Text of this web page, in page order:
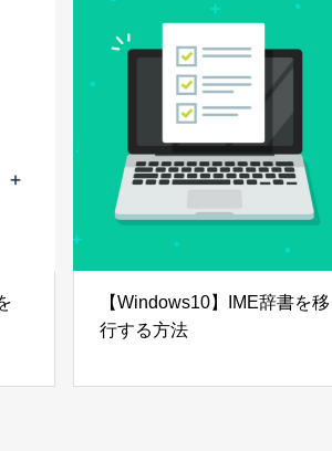
【Windows10】IME辞書を移
行する方法